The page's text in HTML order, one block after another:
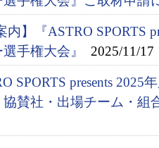
内】『ASTRO SPORTS
手権大会』
2025/11/17
SPORTS presents
賛社・出場チーム・組